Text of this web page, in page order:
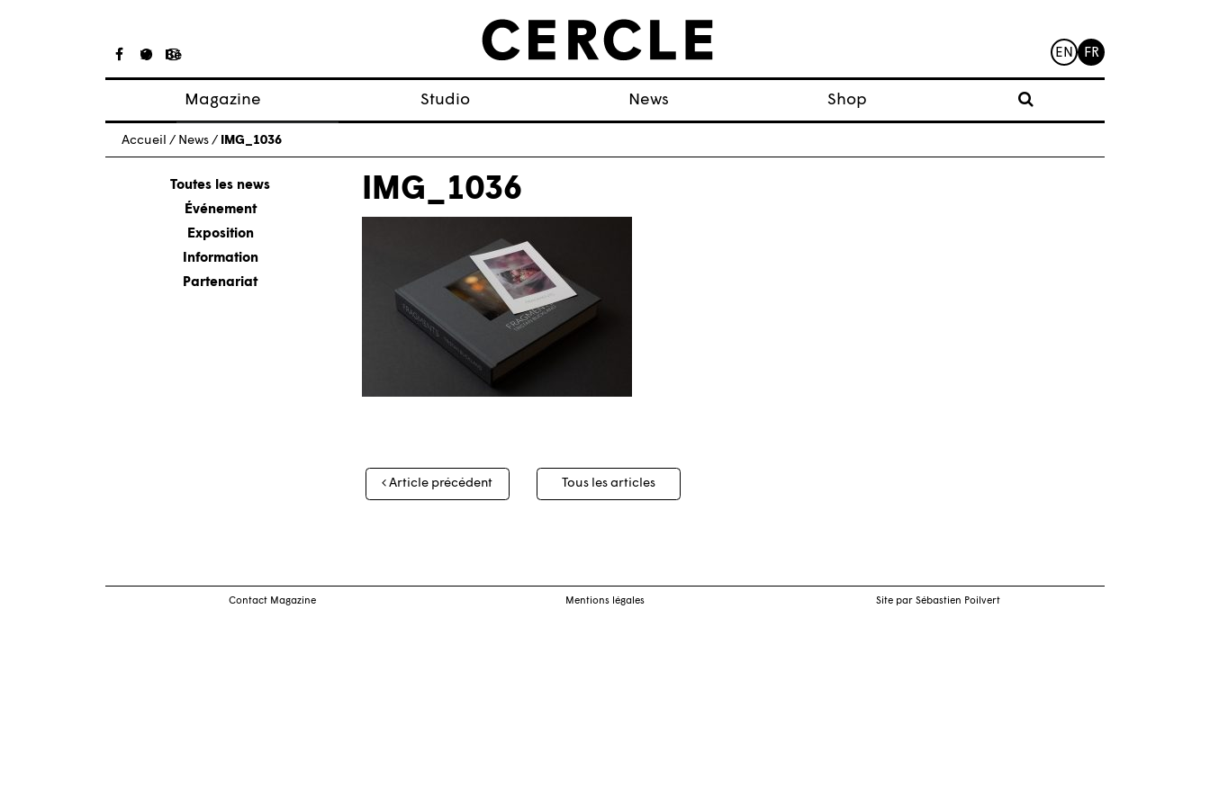
EN FR
Magazine
Articles
À propos
Numéros
Studio News Shop
Accueil / News / IMG_1036
Toutes les news
Événement
Exposition
Information
Partenariat
IMG_1036
Navigation
des
Article précédent Tous les articles
Contact Magazine Mentions légales Site par Sébastien Poilvert